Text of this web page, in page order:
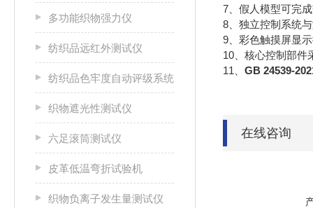
多功能织物强力仪
纺织品远红外测试仪
纺织品色牢度自动评级系统
织物遮光性测试仪
六足滚筒测试仪
皮革低温弯折试验机
织物负离子发生量测试仪
7、假人模型可完
8、独立控制系统
9、彩色触摸屏显
10、核心控制部件
11、 GB 24539-
在线咨询